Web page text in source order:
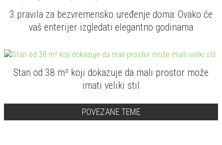
3 pravila za bezvremensko uređenje doma: Ovako će
vaš enterijer izgledati elegantno godinama
Stan od 38 m² koji dokazuje da mali prostor može
imati veliki stil
POVEZANE TEME